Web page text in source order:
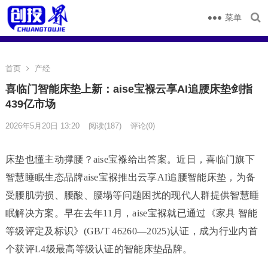
菜单
首页 产经
喜临门智能床垫上新：aise宝褓云享AI追腰床垫剑指
439亿市场
2026年5月20日 13:20 阅读(187) 评论(0)
床垫也懂主动撑腰？aise宝褓给出答案。近日，喜临门旗下
智慧睡眠生态品牌aise宝褓推出云享AI追腰智能床垫，为备
受腰肌劳损、腰酸、腰塌等问题困扰的现代人群提供智慧睡
眠解决方案。早在去年11月，aise宝褓就已通过《家具 智能
等级评定及标识》(GB/T 46260—2025)认证，成为行业内首
个获评L4级最高等级认证的智能床垫品牌。